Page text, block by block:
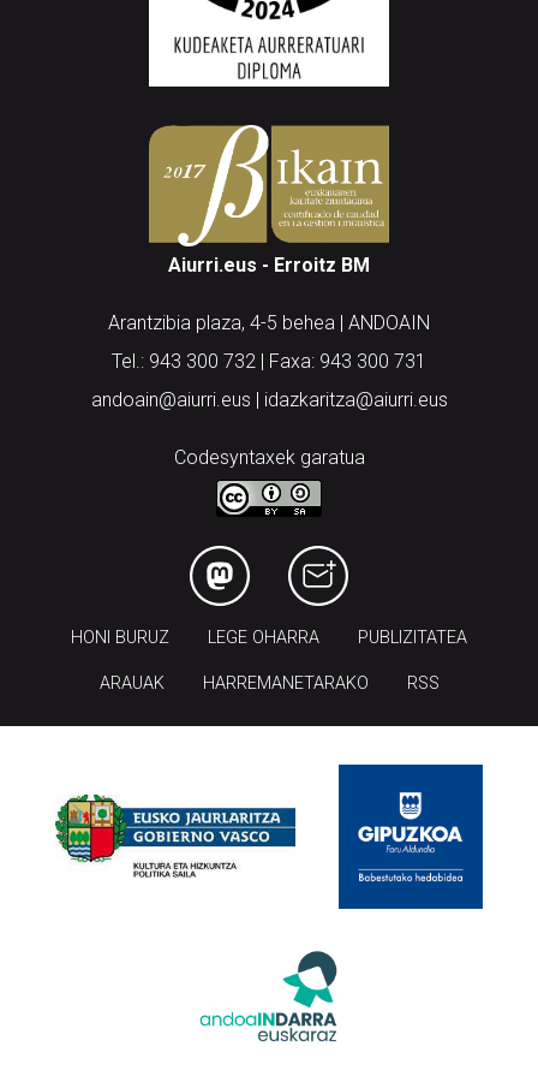
Aiurri.eus - Erroitz BM
Arantzibia plaza, 4-5 behea | ANDOAIN
Tel.: 943 300 732 | Faxa: 943 300 731
andoain@aiurri.eus | idazkaritza@aiurri.eus
Codesyntaxek garatua
HONI BURUZ LEGE OHARRA PUBLIZITATEA
ARAUAK HARREMANETARAKO RSS